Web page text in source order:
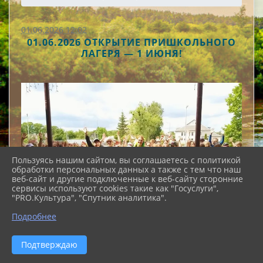
01.06.2026 12:02
01.06.2026 ОТКРЫТИЕ ПРИШКОЛЬНОГО
ЛАГЕРЯ — 1 ИЮНЯ!
Пользуясь нашим сайтом, вы соглашаетесь с политикой
обработки персональных данных а также с тем что наш
веб-сайт и другие подключенные к веб-сайту сторонние
сервисы используют cookies такие как "Госуслуги",
"PRO.Культура", "Спутник аналитика".
Подробнее
Подтверждаю